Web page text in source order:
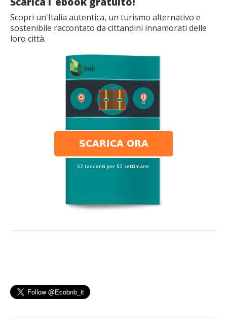
Scopri un'Italia autentica, un turismo alternativo e
sostenibile raccontato da cittandini innamorati delle
loro città.